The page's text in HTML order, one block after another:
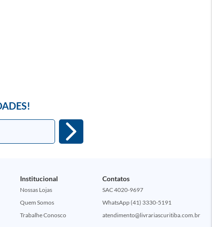
Institucional
Nossas Lojas
Quem Somos
Trabalhe Conosco
Contatos
SAC 4020-9697
WhatsApp (41) 3330-5191
atendimento@livrariascuritiba.com.br